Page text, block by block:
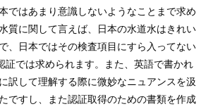
ではあまり意識しないようなことまで求め
質に関して言えば、日本の水道水はきれい
、日本ではその検査項目にすら入ってない
証では求められます。また、英語で書かれ
訳して理解する際に微妙なニュアンスを汲
ですし、また認証取得のための書類を作成